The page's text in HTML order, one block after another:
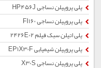
پلی پروپیلن نساجی HP456J
پلی پروپیلن نساجی FI160
پلی اتیلن سبک فیلم 2426E02
پلی پروپیلن شیمیایی EP1X30F
پلی پروپیلن نساجی X30S